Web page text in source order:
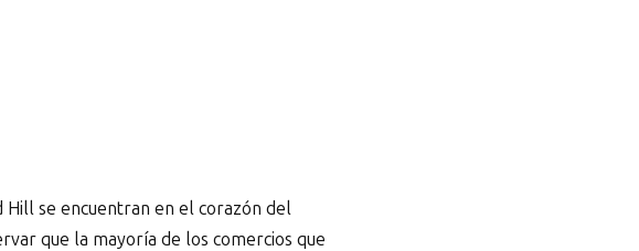
Hill se encuentran en el corazón del
que la mayoría de los comercios que